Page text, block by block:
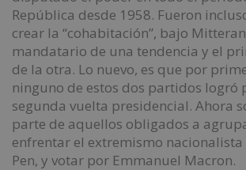
República desde 1958. Fueron
crear la “cohabitación”, bajo
mandatario de una tendencia y el
de la otra. Lo nuevo, es que por
ninguno de estos dos partidos logró
segunda vuelta presidencial. Ahora
parte de aquellos obligados a
enfrentar el extremismo nacionalista
Pen, y votar por Emmanuel Macron.